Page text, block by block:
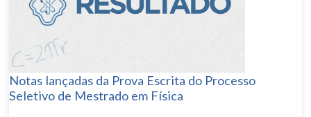
Notas lançadas da Prova Escrita do Processo
Seletivo de Mestrado em Física